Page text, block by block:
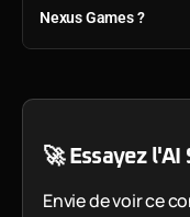
Nexus Games ?
🚀 Essayez
Envie de voir ce